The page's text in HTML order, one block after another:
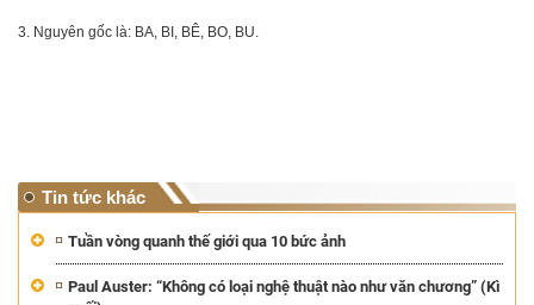
3. Nguyên gốc là: BA, BI, BÊ, BO, BU.
Tin tức khác
Tuần vòng quanh thế giới qua 10 bức ảnh
Paul Auster: “Không có loại nghệ thuật nào như văn chương” (Kì